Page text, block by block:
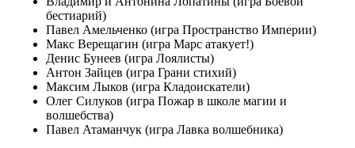
бестиарий)
Павел Амельченко (игра Пространство Империи)
Макс Верещагин (игра Марс атакует!)
Денис Бунеев (игра Лоялисты)
Антон Зайцев (игра Грани стихий)
Максим Лыков (игра Кладоискатели)
Олег Силуков (игра Пожар в школе магии и
волшебства)
Павел Атаманчук (игра Лавка волшебника)